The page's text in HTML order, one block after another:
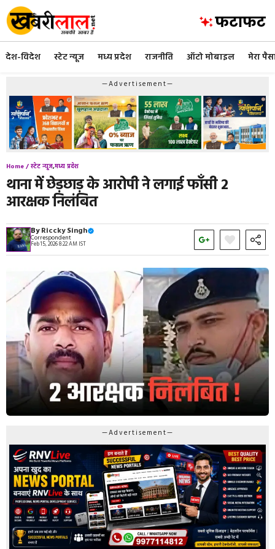
Skip
to
content
देश-विदेश स्टेट न्यूज मध्य प्रदेश राजनीति ऑटो मोबाइल मेरा
—Advertisement—
Home /स्टेट न्यूज,मध्य प्रदेश
थाना में छेड़छाड़ के आरोपी ने लगाई फाँसी 2
आरक्षक निलंबित
ByRiccky Singh
Correspondent
Feb 15, 2026 8:22 AM IST
—Advertisement—